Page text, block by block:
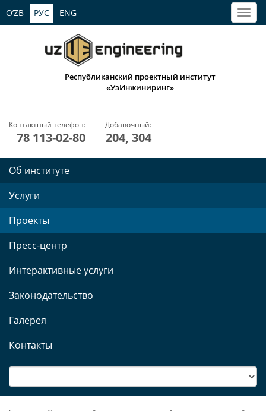
O’ZB РУС ENG
Республиканский проектный институт
«УзИнжиниринг»
Контактный телефон:
78 113-02-80
Добавочный:
204, 304
Об институте
Услуги
Проекты
Пресс-центр
Интерактивные услуги
Законодательство
Галерея
Контакты